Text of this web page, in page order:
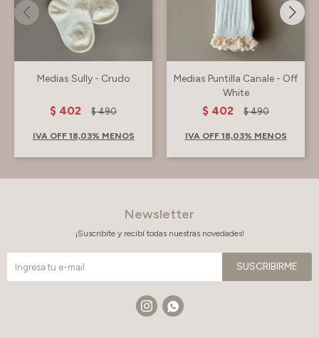
Medias Sully - Crudo
$ 402 $ 490
IVA OFF 18,03% MENOS
Medias Puntilla Canale - Off
White
$ 402 $ 490
IVA OFF 18,03% MENOS
Newsletter
¡Suscribite y recibí todas nuestras novedades!
SUSCRIBIRME
 